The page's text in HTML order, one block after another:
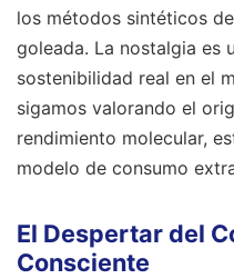
los métodos sintéticos
goleada. La nostalgia es
sostenibilidad real en el
sigamos valorando el
rendimiento molecular,
modelo de consumo
El Despertar del
Consciente